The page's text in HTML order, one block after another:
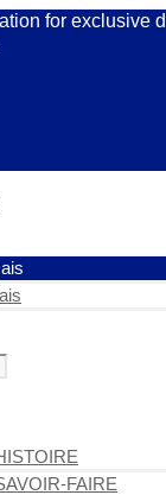
for exclusive
FAIRE